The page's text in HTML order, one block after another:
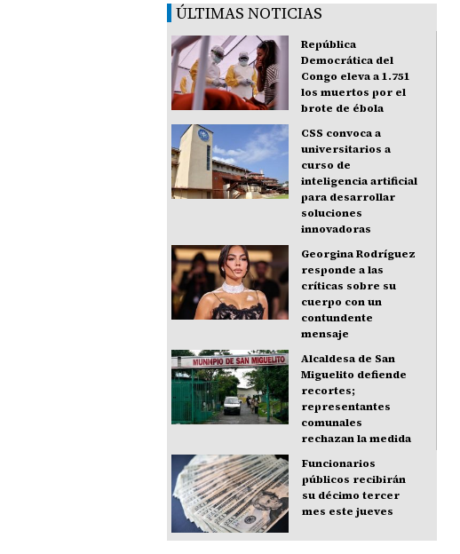
ÚLTIMAS NOTICIAS
República
Democrática del
Congo eleva a 1.751
los muertos por el
brote de ébola
CSS convoca a
universitarios a
curso de
inteligencia artificial
para desarrollar
soluciones
innovadoras
Georgina Rodríguez
responde a las
críticas sobre su
cuerpo con un
contundente
mensaje
Alcaldesa de San
Miguelito defiende
recortes;
representantes
comunales
rechazan la medida
Funcionarios
públicos recibirán
su décimo tercer
mes este jueves